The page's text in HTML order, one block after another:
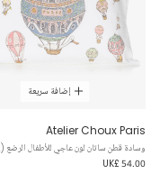
إضافة سريعة
Atelier Choux Paris
وسادة قطن ساتان لون عاجي للأطفال الرضع (42 سم)
UK£ 54.00